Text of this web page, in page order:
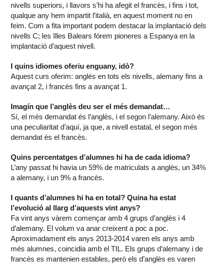
nivells superiors, i llavors s’hi ha afegit el francès, i fins i tot,
qualque any hem impartit l’italià, en aquest moment no en
feim. Com a fita important podem destacar la implantació dels
nivells C; les Illes Balears fórem pioneres a Espanya en la
implantació d’aquest nivell.
I quins idiomes oferiu enguany, idò?
Aquest curs oferim: anglès en tots els nivells, alemany fins a
avançat 2, i francès fins a avançat 1.
Imagín que l’anglès deu ser el més demandat…
Sí, el més demandat és l’anglès, i el segon l’alemany. Això és
una peculiaritat d’aquí, ja que, a nivell estatal, el segon més
demandat és el francès.
Quins percentatges d’alumnes hi ha de cada idioma?
L’any passat hi havia un 59% de matriculats a anglès, un 34%
a alemany, i un 9% a francès.
I quants d’alumnes hi ha en total? Quina ha estat
l’evolució al llarg d’aquests vint anys?
Fa vint anys vàrem començar amb 4 grups d’anglès i 4
d’alemany. El volum va anar creixent a poc a poc.
Aproximadament els anys 2013-2014 varen els anys amb
més alumnes, coincidia amb el TIL. Els grups d’alemany i de
francès es mantenien estables, però els d’anglès es varen